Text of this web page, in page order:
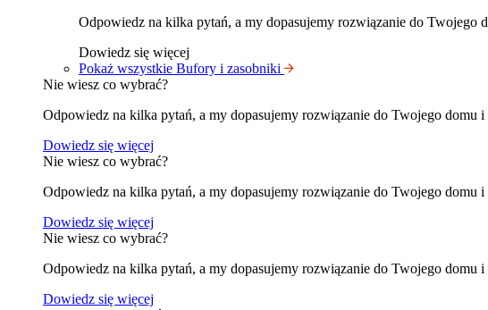
Odpowiedz na kilka pytań, a my dopasujemy rozwiązanie do Twojego
Dowiedz się więcej
Pokaż wszystkie Bufory i zasobniki
Nie wiesz co wybrać?
Odpowiedz na kilka pytań, a my dopasujemy rozwiązanie do Twojego domu i
Dowiedz się więcej
Nie wiesz co wybrać?
Odpowiedz na kilka pytań, a my dopasujemy rozwiązanie do Twojego domu i
Dowiedz się więcej
Nie wiesz co wybrać?
Odpowiedz na kilka pytań, a my dopasujemy rozwiązanie do Twojego domu i
Dowiedz się więcej